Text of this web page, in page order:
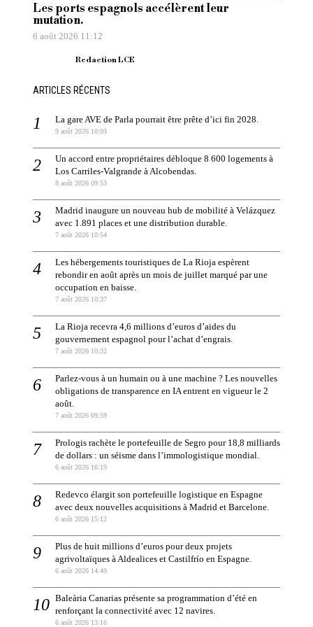
Les ports espagnols accélèrent leur
mutation.
6 août 2026 11:12
Redaction LCE
ARTICLES RÉCENTS
La gare AVE de Parla pourrait être prête d’ici fin 2028.
9 août 2026 10:03
Un accord entre propriétaires débloque 8 600 logements à
Los Carriles-Valgrande à Alcobendas.
8 août 2026 09:53
Madrid inaugure un nouveau hub de mobilité à Velázquez
avec 1.891 places et une distribution durable.
7 août 2026 10:54
Les hébergements touristiques de La Rioja espèrent
rebondir en août après un mois de juillet marqué par une
occupation en baisse.
7 août 2026 10:37
La Rioja recevra 4,6 millions d’euros d’aides du
gouvernement espagnol pour l’achat d’engrais.
7 août 2026 10:32
Parlez-vous à un humain ou à une machine ? Les nouvelles
obligations de transparence en IA entrent en vigueur le 2
août.
7 août 2026 09:59
Prologis rachète le portefeuille de Segro pour 18,8 milliards
de dollars : un séisme dans l’immologistique mondial.
6 août 2026 16:19
Redevco élargit son portefeuille logistique en Espagne
avec deux nouvelles acquisitions à Madrid et Barcelone.
6 août 2026 15:12
Plus de huit millions d’euros pour deux projets
agrivoltaïques à Aldealices et Castilfrío en Espagne.
6 août 2026 14:49
Baleària Canarias présente sa programmation d’été en
renforçant la connectivité avec 12 navires.
6 août 2026 13:16